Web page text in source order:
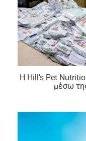
H Hill’s Pet
μέσω